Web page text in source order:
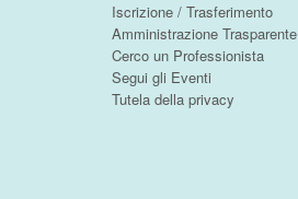
Iscrizione / Trasferimento
Amministrazione Trasparente
Cerco un Professionista
Segui gli Eventi
Tutela della privacy